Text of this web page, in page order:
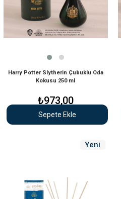
Harry Potter Slytherin Çubuklu Oda
Kokusu 250 ml
₺973,00
Sepete Ekle
Yeni